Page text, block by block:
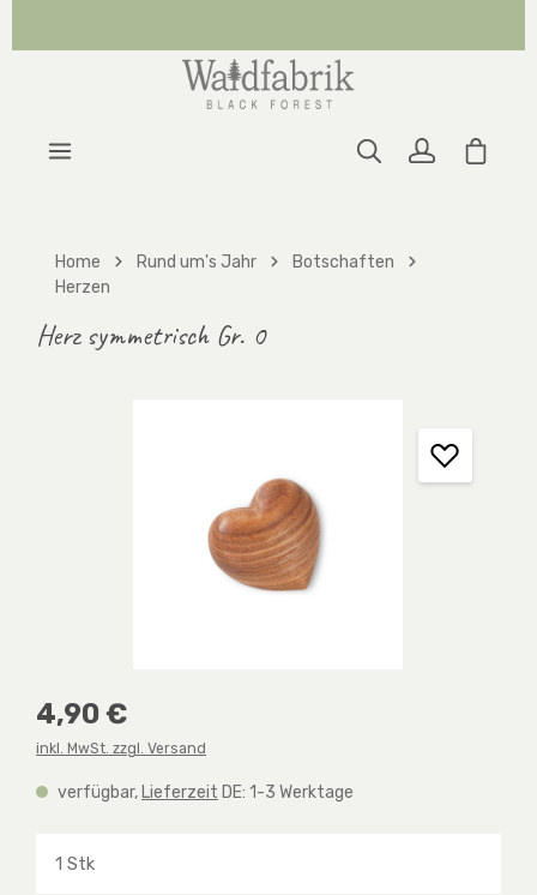
Home Rund um's Jahr
Botschaften
Herzen
Herz symmetrisch Gr. 0
Regulärer Preis:
4,90 €
inkl. MwSt. zzgl. Versand
verfügbar, Lieferzeit DE: 1-3 Werktage